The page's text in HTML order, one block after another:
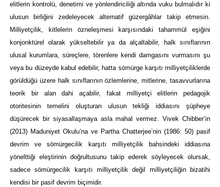
elitlerin kontrolü, denetimi ve yönlendiriciliği altında vuku bulmalıdır ki
ulusun birliğini zedeleyecek alternatif güzergâhlar takip etmesin.
Milliyetçilik, kitlelerin özneleşmesi karşısındaki tahammül eşiğini
konjonktürel olarak yükseltebilir ya da alçaltabilir, halk sınıflarının
ulusal kurumlara, süreçlere, törenlere kendi damgasını vurmasını şu
veya bu düzeyde kabul edebilir, hatta sömürge karşıtı milliyetçiliklerde
görüldüğü üzere halk sınıflarının özlemlerine, mitlerine, tasavvurlarına
teorik bir alan dahi açabilir, fakat milliyetçi elitlerin pedagojik
otoritesinin temelini oluşturan ulusun tekliği iddiasını şüpheye
düşürecek bir siyasallaşmaya asla mahal vermez. Vivek Chibber’in
(2013) Maduniyet Okulu’na ve Partha Chatterjee’nin (1986: 50) pasif
devrim ve sömürgecilik karşıtı milliyetçilik bahsindeki iddiasına
yönelttiği eleştirinin doğrultusunu takip ederek söyleyecek olursak,
sadece sömürgecilik karşıtı milliyetçilik değil milliyetçiliğin bizatihi
kendisi bir pasif devrim biçimidir.